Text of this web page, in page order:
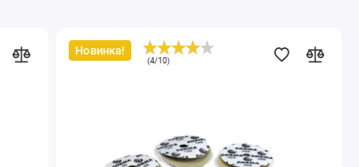
Диски
Новинка!
(4/10)